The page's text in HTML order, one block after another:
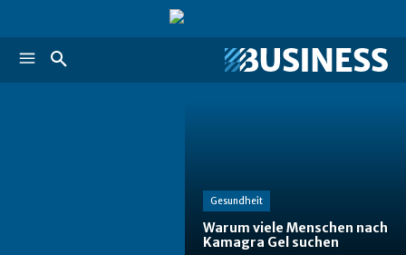
Gesundheit
Warum viele Menschen nach
Kamagra Gel suchen